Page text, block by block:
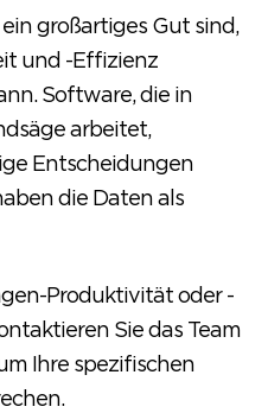
großartiges Gut sind,
und -Effizienz
Software, die in
arbeitet,
Entscheidungen
die Daten als
Produktivität oder -
Sie das Team
Ihre spezifischen